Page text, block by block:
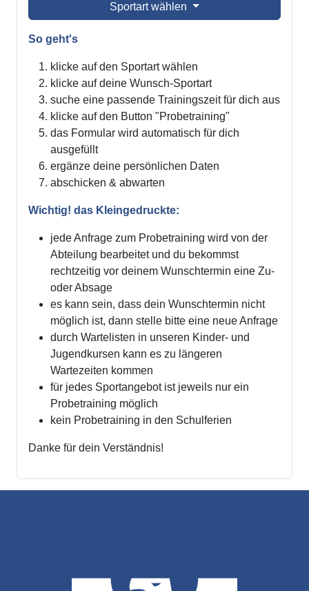
Sportart wählen
So geht's
klicke auf den Sportart wählen
klicke auf deine Wunsch-Sportart
suche eine passende Trainingszeit für dich aus
klicke auf den Button "Probetraining"
das Formular wird automatisch für dich
ausgefüllt
ergänze deine persönlichen Daten
abschicken & abwarten
Wichtig! das Kleingedruckte:
jede Anfrage zum Probetraining wird von der
Abteilung bearbeitet und du bekommst
rechtzeitig vor deinem Wunschtermin eine Zu-
oder Absage
es kann sein, dass dein Wunschtermin nicht
möglich ist, dann stelle bitte eine neue Anfrage
durch Wartelisten in unseren Kinder- und
Jugendkursen kann es zu längeren
Wartezeiten kommen
für jedes Sportangebot ist jeweils nur ein
Probetraining möglich
kein Probetraining in den Schulferien
Danke für dein Verständnis!